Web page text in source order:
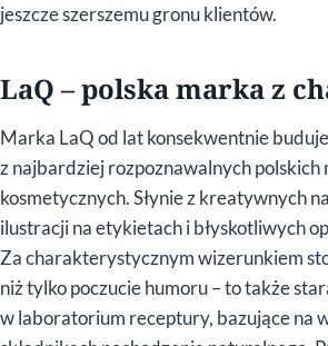
jeszcze szerszemu gronu klientów.
LaQ – polska marka z
Marka LaQ od lat konsekwentnie
z najbardziej rozpoznawalnych polskich
kosmetycznych. Słynie z kreatywnych
ilustracji na etykietach i błyskotliwych
Za charakterystycznym wizerunkiem
niż tylko poczucie humoru – to także
w laboratorium receptury, bazujące na